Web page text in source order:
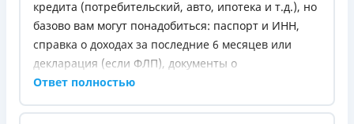
кредита (потребительский, авто, ипотека и т.д.), но
базово вам могут понадобиться: паспорт и ИНН,
справка о доходах за последние 6 месяцев или
декларация (если ФЛП), документы о
трудоустройстве (справка с работы или трудовая).
Для залога - документы на имущество, которое
Ответ полностью